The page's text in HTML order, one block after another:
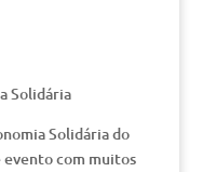
Solidária
Solidária do
evento com muitos